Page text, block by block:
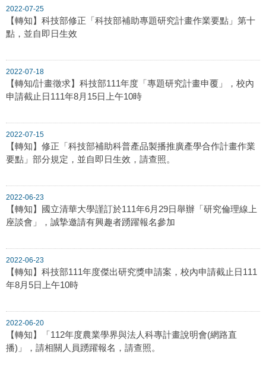
2022-07-25
【轉知】科技部修正「科技部補助專題研究計畫作業要點」第十
點，並自即日生效
2022-07-18
【轉知/計畫徵求】科技部111年度「專題研究計畫申覆」，校內
申請截止日111年8月15日上午10時
2022-07-15
【轉知】修正「科技部補助科普產品製播推廣產學合作計畫作業
要點」部分規定，並自即日生效，請查照。
2022-06-23
【轉知】國立清華大學謹訂於111年6月29日舉辦「研究倫理線上
座談會」，誠摯邀請有興趣者踴躍報名參加
2022-06-23
【轉知】科技部111年度傑出研究獎申請案，校內申請截止日111
年8月5日上午10時
2022-06-20
【轉知】「112年度農業學界與法人科專計畫說明會(網路直
播)」，請相關人員踴躍報名，請查照。